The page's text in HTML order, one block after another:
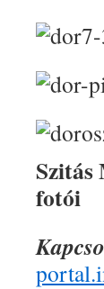
fotói